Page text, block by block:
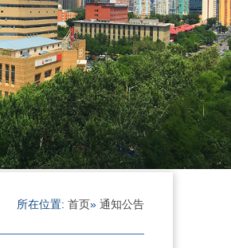
所在位置: 首页» 通知公告